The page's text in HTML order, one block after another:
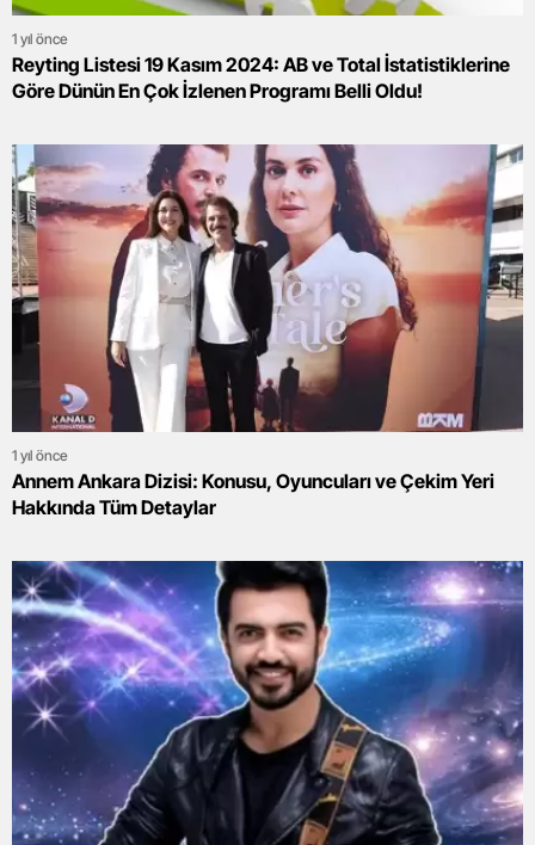
1 yıl önce
Reyting Listesi 19 Kasım 2024: AB ve Total İstatistiklerine
Göre Dünün En Çok İzlenen Programı Belli Oldu!
1 yıl önce
Annem Ankara Dizisi: Konusu, Oyuncuları ve Çekim Yeri
Hakkında Tüm Detaylar